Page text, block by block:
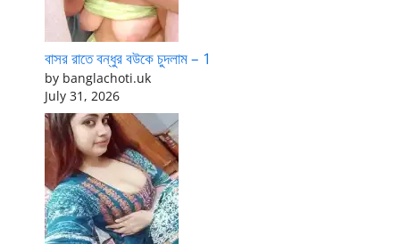
বাসর রাতে বন্ধুর বউকে চুদলাম – 1
by banglachoti.uk
July 31, 2026